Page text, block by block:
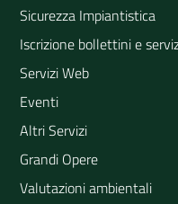
Sicurezza Impiantistica
Iscrizione bollettini e
Servizi Web
Eventi
Altri Servizi
Grandi Opere
Valutazioni ambientali